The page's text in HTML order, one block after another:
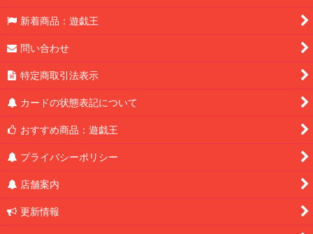
新着商品：遊戯王
問い合わせ
特定商取引法表示
カードの状態表記について
おすすめ商品：遊戯王
プライバシーポリシー
店舗案内
更新情報